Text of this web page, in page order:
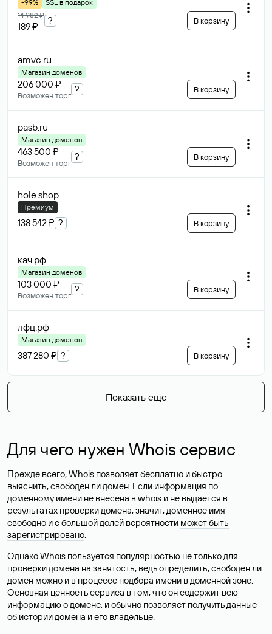
-99%
SSL в подарок
14 982 ₽
189 ₽
? В корзину
amvc.ru
Магазин доменов
206 000 ₽
Возможен торг
? В корзину
pasb.ru
Магазин доменов
463 500 ₽
Возможен торг
? В корзину
hole.shop
Премиум
138 542 ₽ ? В корзину
кач.рф
Магазин доменов
103 000 ₽
Возможен торг
? В корзину
лфц.рф
Магазин доменов
387 280 ₽ ? В корзину
Показать еще
Для чего нужен Whois сервис
Прежде всего, Whois позволяет бесплатно и быстро
выяснить, свободен ли домен. Если информация по
доменному имени не внесена в whois и не выдается в
результатах проверки домена, значит, доменное имя
свободно и с большой долей вероятности может быть
зарегистрировано.
Однако Whois пользуется популярностью не только для
проверки домена на занятость, ведь определить, свободен ли
домен можно и в процессе подбора имени в доменной зоне.
Основная ценность сервиса в том, что он содержит всю
информацию о домене, и обычно позволяет получить данные
об истории домена и его владельце.